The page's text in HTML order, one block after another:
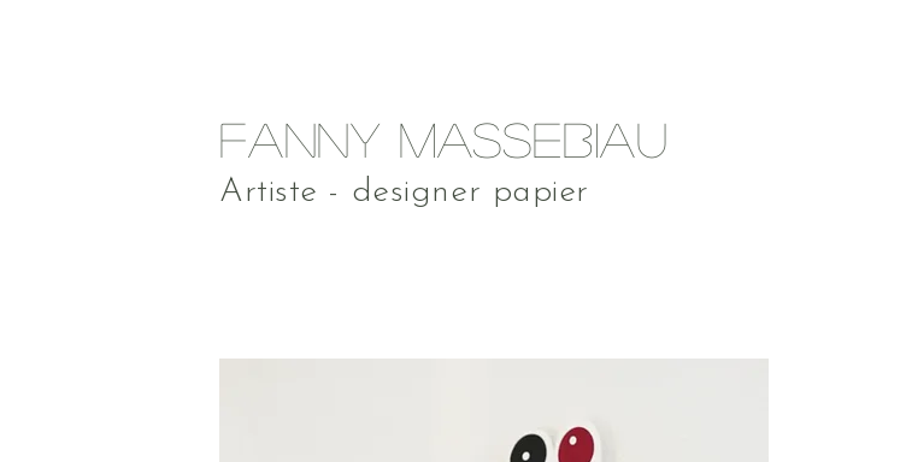
FANNY MASSEBIAU
Artiste - designer papier